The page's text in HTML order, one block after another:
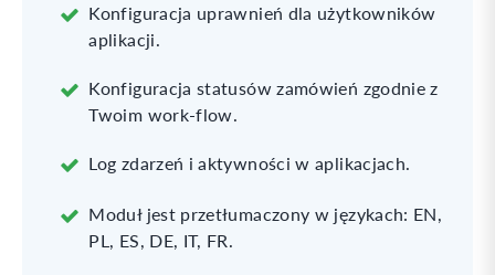
Konfiguracja uprawnień dla użytkowników
aplikacji.
Konfiguracja statusów zamówień zgodnie z
Twoim work-flow.
Log zdarzeń i aktywności w aplikacjach.
Moduł jest przetłumaczony w językach: EN,
PL, ES, DE, IT, FR.